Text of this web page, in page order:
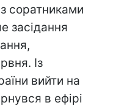
соратниками
засідання
Із
вийти на
в ефірі